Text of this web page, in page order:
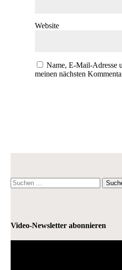
Website
Name, E-Mail-Adresse
meinen nächsten
Suchen
nach:
Video-Newsletter abonnieren